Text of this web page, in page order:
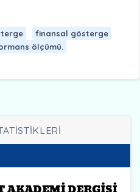
finansal gösterge
ölçümü.